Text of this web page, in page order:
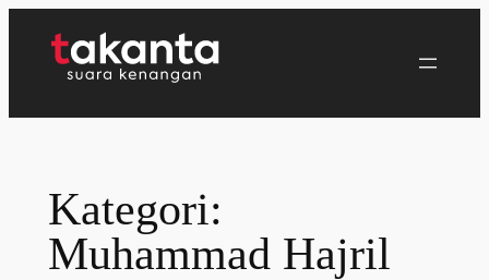
Kategori:
Muhammad Hajril